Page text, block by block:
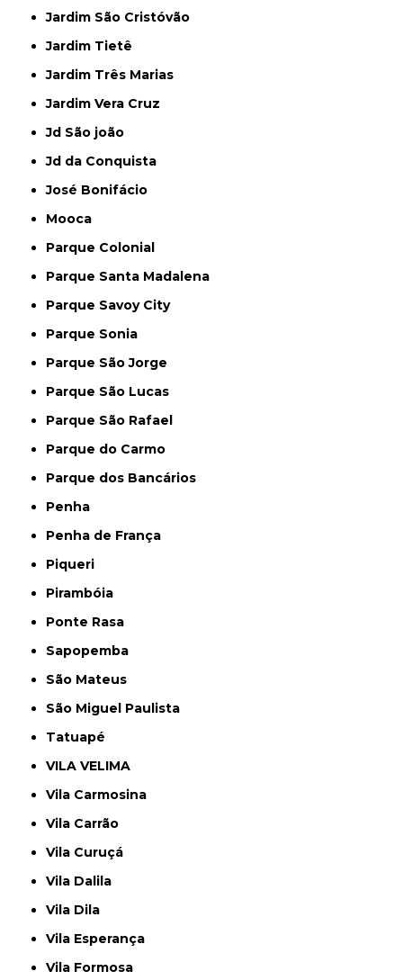
Jardim São Cristóvão
Jardim Tietê
Jardim Três Marias
Jardim Vera Cruz
Jd São joão
Jd da Conquista
José Bonifácio
Mooca
Parque Colonial
Parque Santa Madalena
Parque Savoy City
Parque Sonia
Parque São Jorge
Parque São Lucas
Parque São Rafael
Parque do Carmo
Parque dos Bancários
Penha
Penha de França
Piqueri
Pirambóia
Ponte Rasa
Sapopemba
São Mateus
São Miguel Paulista
Tatuapé
VILA VELIMA
Vila Carmosina
Vila Carrão
Vila Curuçá
Vila Dalila
Vila Dila
Vila Esperança
Vila Formosa